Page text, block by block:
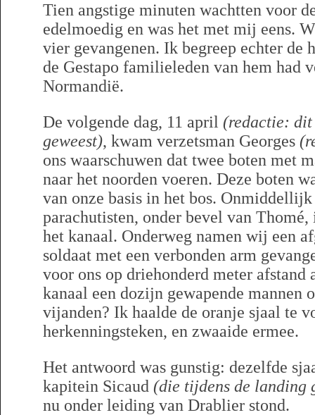
Tien angstige minuten wachtten voor
edelmoedig en was het met mij eens.
vier gevangenen. Ik begreep echter de
de Gestapo familieleden van hem had
Normandië.
De volgende dag, 11 april (redactie: dit
geweest), kwam verzetsman Georges
ons waarschuwen dat twee boten met
naar het noorden voeren. Deze boten
van onze basis in het bos.
parachutisten, onder bevel van
het kanaal. Onderweg namen wij een
soldaat met een verbonden arm
voor ons op driehonderd meter afstand
kanaal een dozijn gewapende mannen
vijanden? Ik haalde de oranje sjaal te
herkenningsteken, en zwaaide ermee.
Het antwoord was gunstig: dezelfde
kapitein Sicaud (die tijdens de landing
nu onder leiding van Drablier stond.